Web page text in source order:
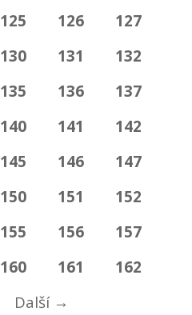
125 126
127
130 131
132
135 136
137
140 141
142
145 146
147
150 151
152
155 156
157
160 161
162
Další →